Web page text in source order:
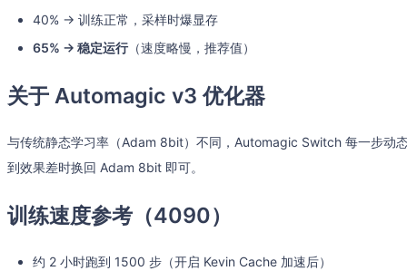
40% → 训练正常，采样时爆显存
65% → 稳定运行（速度略慢，推荐值）
关于 Automagic v3 优化器
与传统静态学习率（Adam 8bit）不同，Automagic Switch 每一步动
到效果差时换回 Adam 8bit 即可。
训练速度参考（4090）
约 2 小时跑到 1500 步（开启 Kevin Cache 加速后）